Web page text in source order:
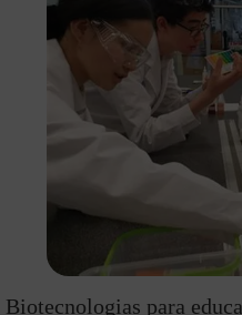
Biotecnologias para